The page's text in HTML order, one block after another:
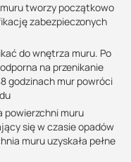
tworzy początkowo
zabezpieczonych
do wnętrza muru. Po
na przenikanie
godzinach mur powróci
powierzchni muru
się w czasie opadów
muru uzyskała pełne